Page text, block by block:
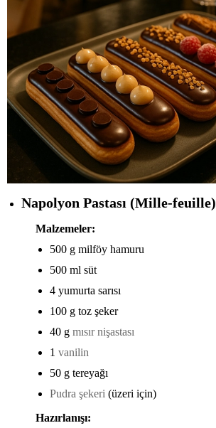
Napolyon Pastası (Mille-feuille)
Malzemeler:
500 g milföy hamuru
500 ml süt
4 yumurta sarısı
100 g toz şeker
40 g mısır nişastası
1 vanilin
50 g tereyağı
Pudra şekeri (üzeri için)
Hazırlanışı: